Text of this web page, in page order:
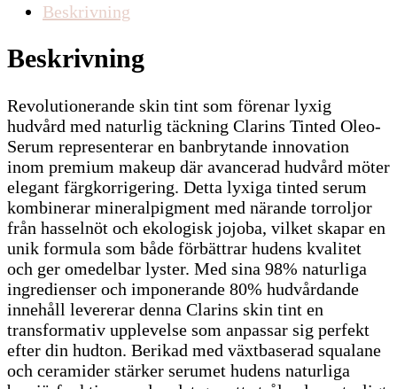
Beskrivning
Beskrivning
Revolutionerande skin tint som förenar lyxig
hudvård med naturlig täckning Clarins Tinted Oleo-
Serum representerar en banbrytande innovation
inom premium makeup där avancerad hudvård möter
elegant färgkorrigering. Detta lyxiga tinted serum
kombinerar mineralpigment med närande torroljor
från hasselnöt och ekologisk jojoba, vilket skapar en
unik formula som både förbättrar hudens kvalitet
och ger omedelbar lyster. Med sina 98% naturliga
ingredienser och imponerande 80% hudvårdande
innehåll levererar denna Clarins skin tint en
transformativ upplevelse som anpassar sig perfekt
efter din hudton. Berikad med växtbaserad squalane
och ceramider stärker serumet hudens naturliga